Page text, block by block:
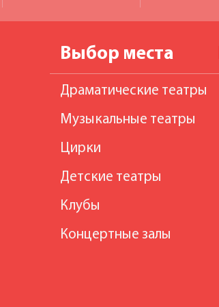
Выбор места
Драматические театры
Музыкальные театры
Цирки
Детские театры
Клубы
Концертные залы